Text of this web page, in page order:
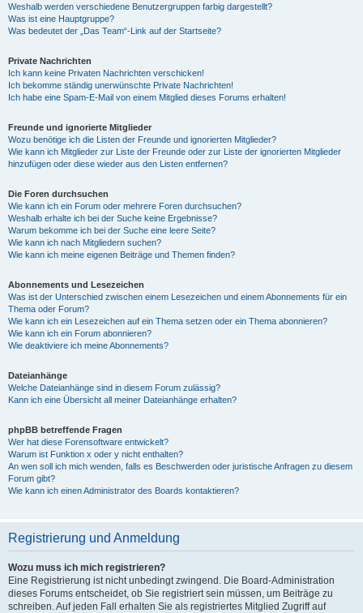
Weshalb werden verschiedene Benutzergruppen farbig dargestellt?
Was ist eine Hauptgruppe?
Was bedeutet der „Das Team“-Link auf der Startseite?
Private Nachrichten
Ich kann keine Privaten Nachrichten verschicken!
Ich bekomme ständig unerwünschte Private Nachrichten!
Ich habe eine Spam-E-Mail von einem Mitglied dieses Forums erhalten!
Freunde und ignorierte Mitglieder
Wozu benötige ich die Listen der Freunde und ignorierten Mitglieder?
Wie kann ich Mitglieder zur Liste der Freunde oder zur Liste der ignorierten Mitglieder
hinzufügen oder diese wieder aus den Listen entfernen?
Die Foren durchsuchen
Wie kann ich ein Forum oder mehrere Foren durchsuchen?
Weshalb erhalte ich bei der Suche keine Ergebnisse?
Warum bekomme ich bei der Suche eine leere Seite?
Wie kann ich nach Mitgliedern suchen?
Wie kann ich meine eigenen Beiträge und Themen finden?
Abonnements und Lesezeichen
Was ist der Unterschied zwischen einem Lesezeichen und einem Abonnements für ein
Thema oder Forum?
Wie kann ich ein Lesezeichen auf ein Thema setzen oder ein Thema abonnieren?
Wie kann ich ein Forum abonnieren?
Wie deaktiviere ich meine Abonnements?
Dateianhänge
Welche Dateianhänge sind in diesem Forum zulässig?
Kann ich eine Übersicht all meiner Dateianhänge erhalten?
phpBB betreffende Fragen
Wer hat diese Forensoftware entwickelt?
Warum ist Funktion x oder y nicht enthalten?
An wen soll ich mich wenden, falls es Beschwerden oder juristische Anfragen zu diesem
Forum gibt?
Wie kann ich einen Administrator des Boards kontaktieren?
Registrierung und Anmeldung
Wozu muss ich mich registrieren?
Eine Registrierung ist nicht unbedingt zwingend. Die Board-Administration
dieses Forums entscheidet, ob Sie registriert sein müssen, um Beiträge zu
schreiben. Auf jeden Fall erhalten Sie als registriertes Mitglied Zugriff auf